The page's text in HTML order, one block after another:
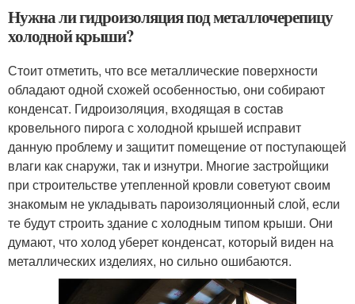
Нужна ли гидроизоляция под металлочерепицу
холодной крыши?
Стоит отметить, что все металлические поверхности
обладают одной схожей особенностью, они собирают
конденсат. Гидроизоляция, входящая в состав
кровельного пирога с холодной крышей исправит
данную проблему и защитит помещение от поступающей
влаги как снаружи, так и изнутри. Многие застройщики
при строительстве утепленной кровли советуют своим
знакомым не укладывать пароизоляционный слой, если
те будут строить здание с холодным типом крыши. Они
думают, что холод уберет конденсат, который виден на
металлических изделиях, но сильно ошибаются.